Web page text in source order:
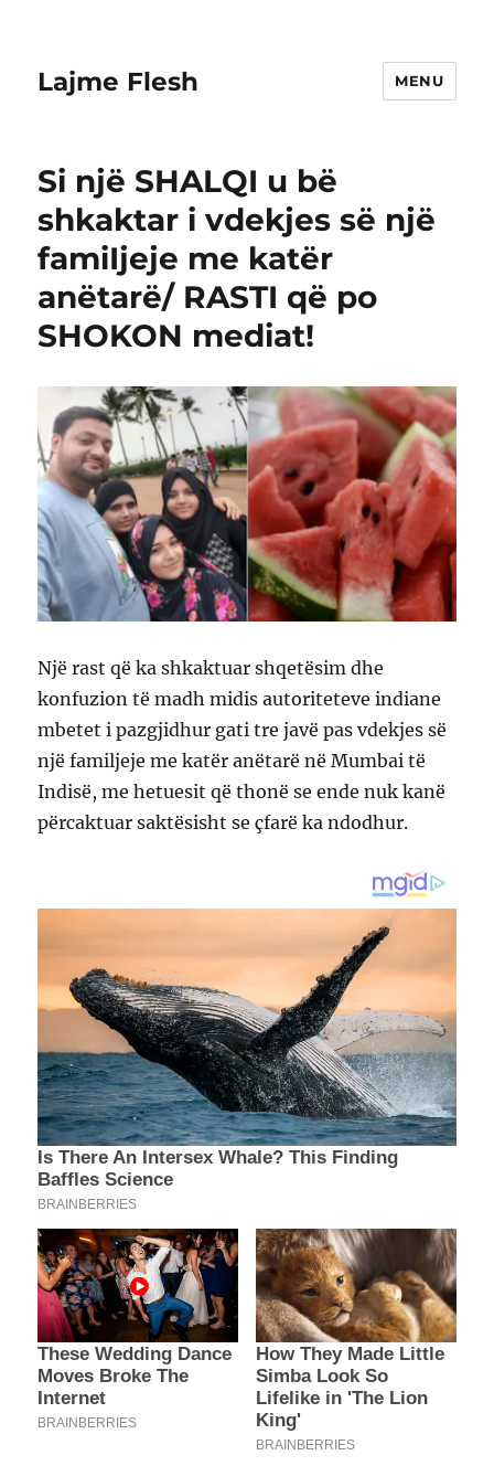
Lajme Flesh MENU
Si një SHALQI u bë
shkaktar i vdekjes së një
famiIjeje me katër
anëtarë/ RASTI që po
SHOKON mediat!
Një rast që ka shkaktuar shqetësim dhe
konfuzion të madh midis autoriteteve indiane
mbetet i pazgjidhur gati tre javë pas vdekjes së
një familjeje me katër anëtarë në Mumbai të
Indisë, me hetuesit që thonë se ende nuk kanë
përcaktuar saktësisht se çfarë ka ndodhur.